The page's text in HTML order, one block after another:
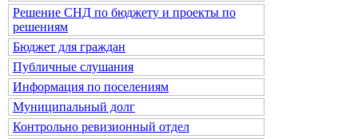
Решение СНД по бюджету и проекты по
решениям
Бюджет для граждан
Публичные слушания
Информация по поселениям
Муниципальный долг
Контрольно ревизионный отдел